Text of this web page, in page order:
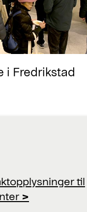
i Fredrikstad
til
>